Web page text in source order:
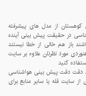
کوهستان از مدل های پیشرفته
هواشناسی در حقیقت پیش بینی آینده
باشند باز هم خالی از خطا نیستند
کوهنوردی مورد نظرتان علاوه بر سایت
دقت دقت پیش بینی هواشناسی
از سایت قله یا سایر منابع برای